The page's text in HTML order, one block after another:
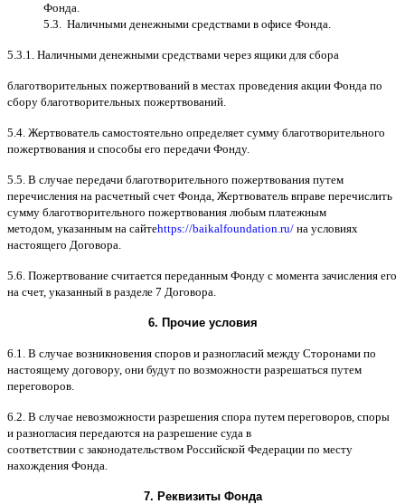
Фонда
5.3. Наличными денежными средствами в офисе Фонда
5.3.1. Наличными денежными средствами через ящики для сбора
благотворительных пожертвований в местах проведения акции Фонда по
сбору благотворительных пожертвований
5.4. Жертвователь самостоятельно определяет сумму благотворительного
пожертвования и способы его передачи Фонду.
5.5. B случае передачи благотворительного пожертвования путем
перечисления на расчетный счет Фонда Жертвователь вправе перечислить
сумму благотворительного пожертвования любым платежным
методом указанным на сайтеhttps://baikalfoundation.ru/ на условиях
настоящего Договора
5.6. Пожертвование считается переданным Фонду с момента зачисления его
на счет, указанный в разделе 7 Договора
6. Прочие условия
6.1. B случае возникновения споров и разногласий между Сторонами по
настоящему договору, они будут по возможности разрешаться путем
переговоров
6.2. B случае невозможности разрешения спора путем переговоров споры
и разногласия передаются на разрешение суда в
соответствии c законодательством Российской Федерации по месту
нахождения Фонда
7. Реквизиты Фонда